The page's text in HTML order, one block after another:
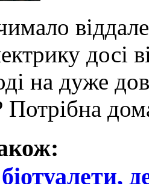
досі
на дуже